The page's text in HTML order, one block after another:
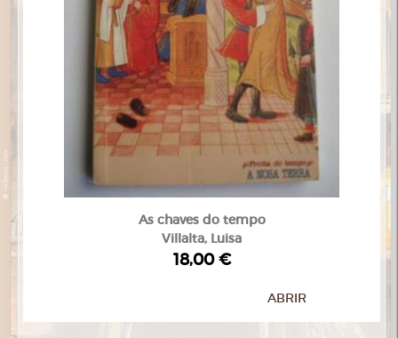
As chaves do tempo
Villalta, Luisa
18,00 €
ABRIR